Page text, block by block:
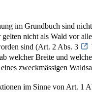
im Grundbuch sind
gelten nicht als Wald vor
sind (Art. 2 Abs. 3
welcher Breite und
zweckmässigen
im Sinne von Art. 1